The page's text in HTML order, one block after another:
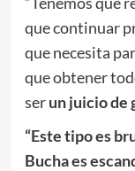
que continuar
que necesita
que obtener
serun juicio de
“Este tipo es
Bucha es